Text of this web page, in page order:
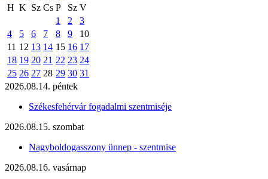
H K Sz Cs P Sz V
1
2
3
4
5 6 7 8 9
10
11 12 13 14 15 16 17
18 19 20 21 22 23 24
25 26 27 28 29 30 31
2026.08.14. péntek
Székesfehérvár fogadalmi szentmiséje
2026.08.15. szombat
Nagyboldogasszony ünnep - szentmise
2026.08.16. vasárnap